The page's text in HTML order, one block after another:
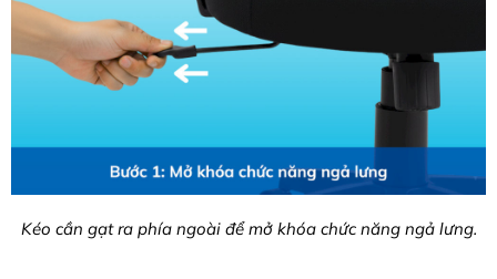
Kéo cần gạt ra phía ngoài để mở khóa chức năng ngả lưng.